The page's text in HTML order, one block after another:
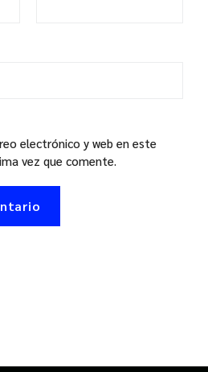
electrónico y web en este
vez que comente.